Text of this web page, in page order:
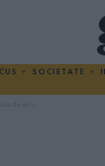
SOCIETATE
parc aglomerat din Roma